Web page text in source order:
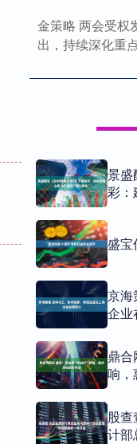
金策略 两会受权
出，持续深化重
景盛
彩：
盛
京海
企业
鼎合
响，
股
计部